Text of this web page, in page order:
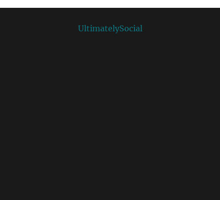
UltimatelySocial